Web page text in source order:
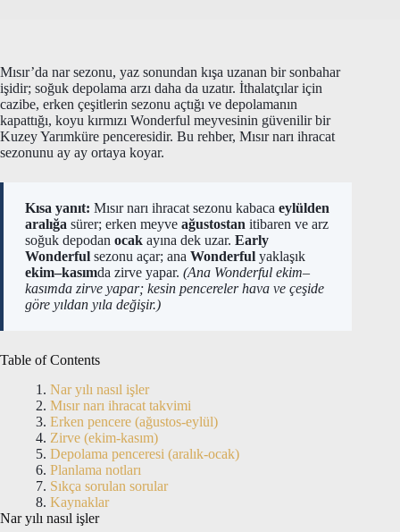
Mısır’da nar sezonu, yaz sonundan kışa uzanan bir sonbahar
işidir; soğuk depolama arzı daha da uzatır. İthalatçılar için
cazibe, erken çeşitlerin sezonu açtığı ve depolamanın
kapattığı, koyu kırmızı Wonderful meyvesinin güvenilir bir
Kuzey Yarımküre penceresidir. Bu rehber, Mısır narı ihracat
sezonunu ay ay ortaya koyar.
Kısa yanıt: Mısır narı ihracat sezonu kabaca eylülden
aralığa sürer; erken meyve ağustostan itibaren ve arz
soğuk depodan ocak ayına dek uzar. Early
Wonderful sezonu açar; ana Wonderful yaklaşık
ekim–kasımda zirve yapar. (Ana Wonderful ekim–
kasımda zirve yapar; kesin pencereler hava ve çeşide
göre yıldan yıla değişir.)
Table of Contents
Nar yılı nasıl işler
Mısır narı ihracat takvimi
Erken pencere (ağustos-eylül)
Zirve (ekim-kasım)
Depolama penceresi (aralık-ocak)
Planlama notları
Sıkça sorulan sorular
Kaynaklar
Nar yılı nasıl işler